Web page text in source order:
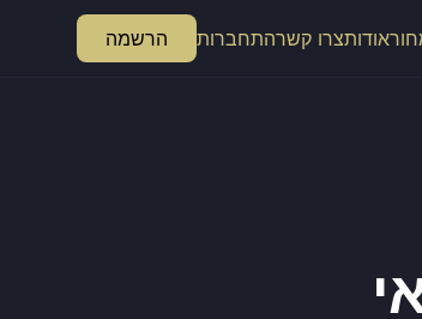
אודותצרו קשרהתחברות הרשמה